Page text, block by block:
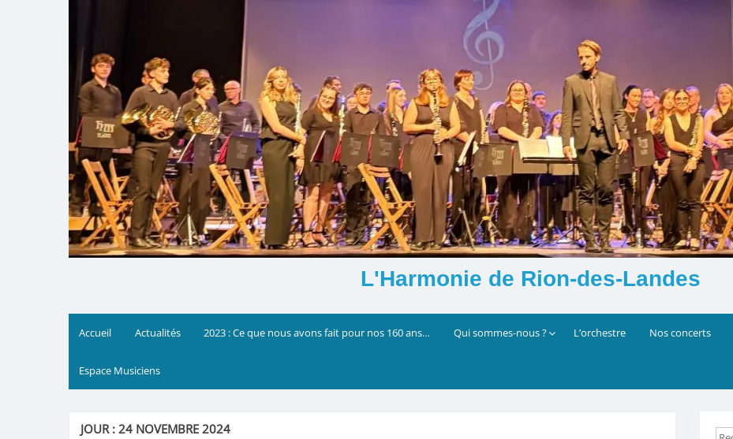
L'Harmonie de Rion-des-Landes
Accueil Actualités 2023 : Ce que nous avons fait pour nos 160 ans… Qui sommes-nous ? L’orchestre Nos concerts
Espace Musiciens
JOUR :24 NOVEMBRE 2024